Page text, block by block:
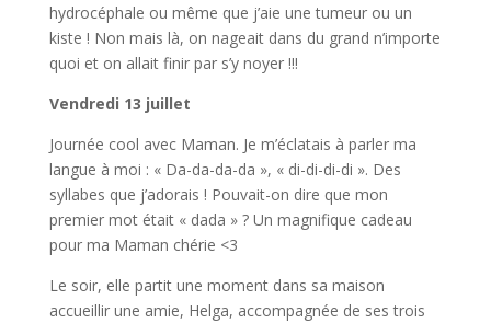
hydrocéphale ou même que j’aie une tumeur ou un
kiste ! Non mais là, on nageait dans du grand n’importe
quoi et on allait finir par s’y noyer !!!
Vendredi 13 juillet
Journée cool avec Maman. Je m’éclatais à parler ma
langue à moi : « Da-da-da-da », « di-di-di-di ». Des
syllabes que j’adorais ! Pouvait-on dire que mon
premier mot était « dada » ? Un magnifique cadeau
pour ma Maman chérie <3
Le soir, elle partit une moment dans sa maison
accueillir une amie, Helga, accompagnée de ses trois